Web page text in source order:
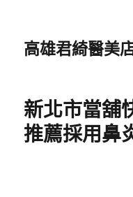
高雄君綺醫美
新北市當舖
推薦採用鼻